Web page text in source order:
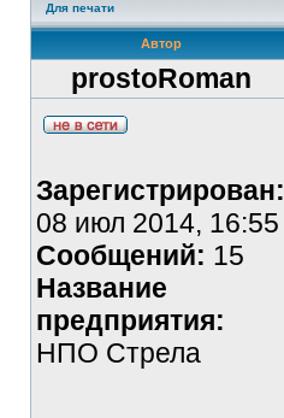
Для печати
Автор
prostoRoman
Зарегистрирован:
08 июл 2014, 16:55
Сообщений: 15
Название
предприятия:
НПО Стрела